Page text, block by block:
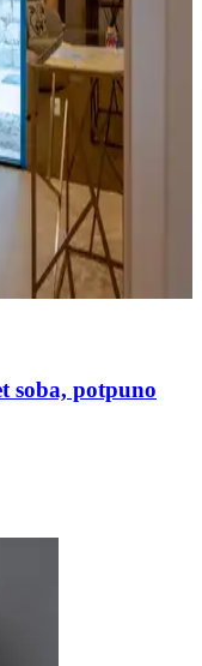
soba, potpuno